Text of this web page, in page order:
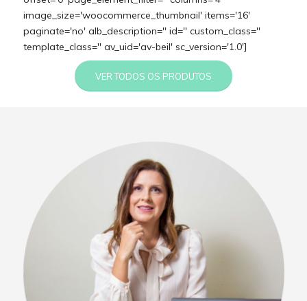
image_size='woocommerce_thumbnail' items='16'
paginate='no' alb_description='' id='' custom_class=''
template_class='' av_uid='av-beil' sc_version='1.0']
VER TODOS OS PRODUTOS